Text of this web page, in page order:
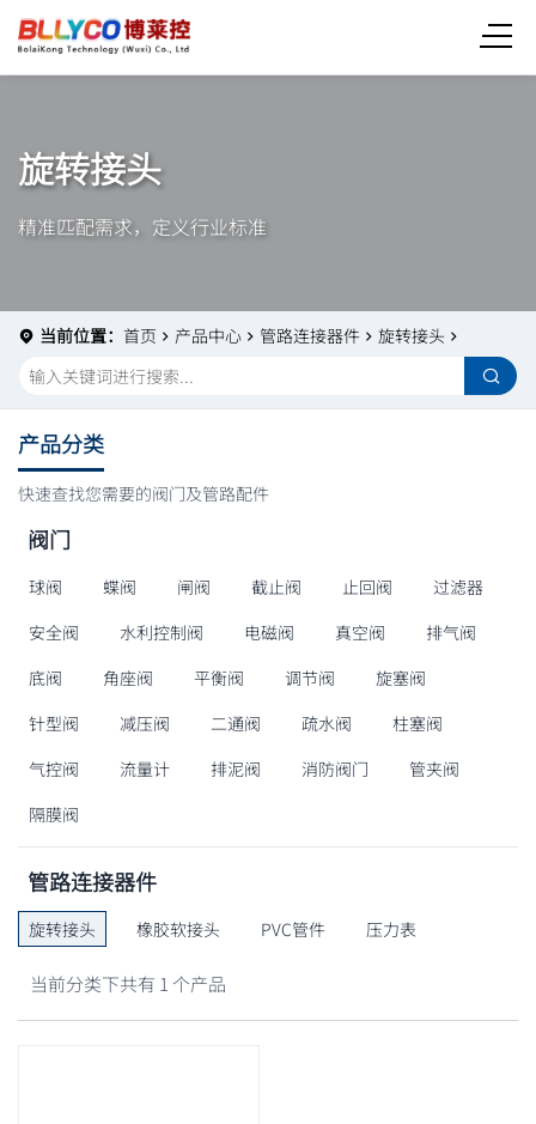
旋转接头
精准匹配需求，定义行业标准
当前位置： 首页 产品中心 管路连接器件 旋转接头
产品分类
快速查找您需要的阀门及管路配件
阀门
球阀 蝶阀 闸阀 截止阀 止回阀
过滤器
安全阀
水利控制阀 电磁阀 真空阀
排气阀
底阀
角座阀 平衡阀 调节阀
旋塞阀
针型阀
减压阀 二通阀 疏水阀
柱塞阀
气控阀
流量计 排泥阀 消防阀门
管夹阀
隔膜阀
管路连接器件
旋转接头 橡胶软接头 PVC管件 压力表
当前分类下共有 1 个产品